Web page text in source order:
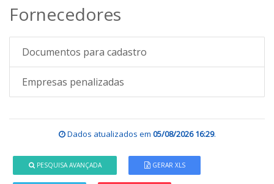
Fornecedores
Documentos para cadastro
Empresas penalizadas
Dados atualizados em 05/08/2026 16:29.
PESQUISA AVANÇADA GERAR XLS